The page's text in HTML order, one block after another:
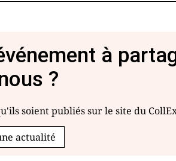
à
?
soient publiés sur le site du
actualité